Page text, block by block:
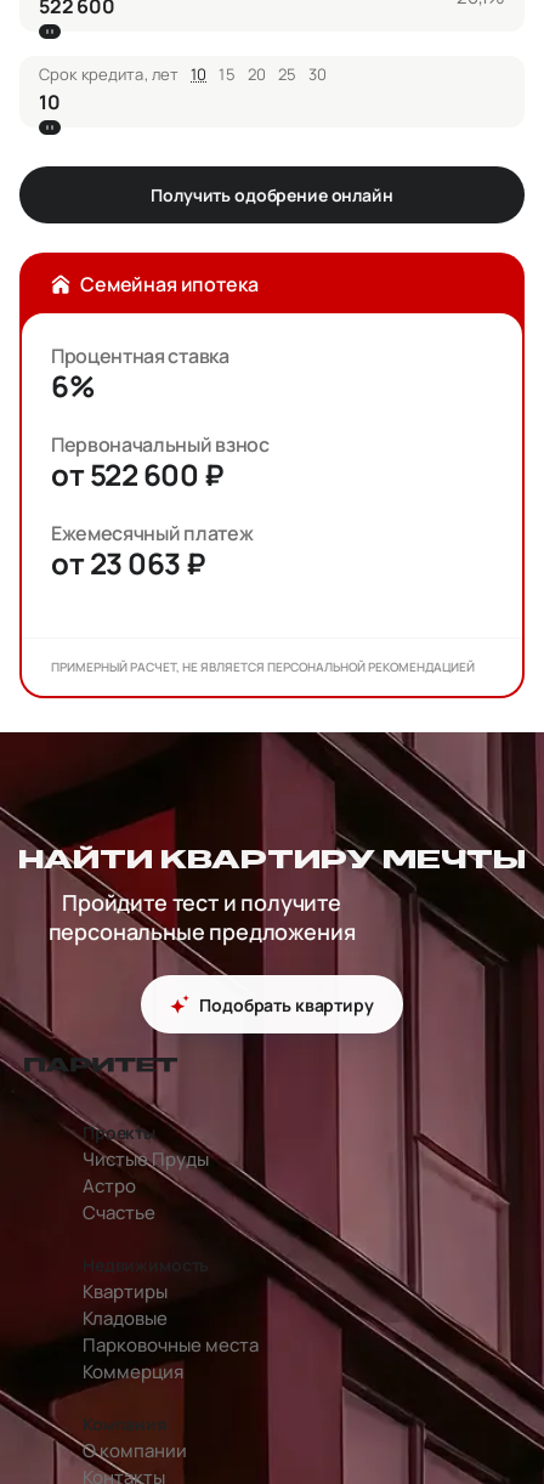
Срок кредита, лет 10 15 20 25 30
Получить одобрение онлайн
Семейная ипотека
Процентная ставка
6%
Первоначальный взнос
от 522 600 ₽
Ежемесячный платеж
от 23 063 ₽
ПРИМЕРНЫЙ РАСЧЕТ, НЕ ЯВЛЯЕТСЯ ПЕРСОНАЛЬНОЙ РЕКОМЕНДАЦИЕЙ
НАЙТИ КВАРТИРУ МЕЧТЫ
Пройдите тест и получите
персональные предложения
Подобрать квартиру
перейти на главную страницу
Проекты
Чистые Пруды
Астро
Счастье
Недвижимость
Квартиры
Кладовые
Парковочные места
Коммерция
Компания
О компании
Контакты